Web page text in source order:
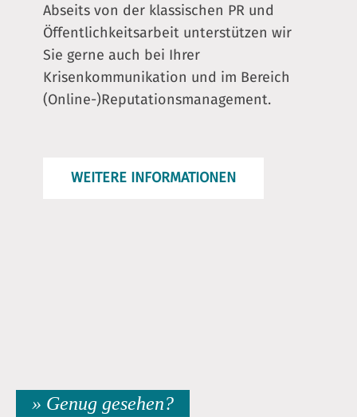
Abseits von der klassischen PR und
Öffentlichkeitsarbeit unterstützen wir
Sie gerne auch bei Ihrer
Krisenkommunikation und im Bereich
(Online-)Reputationsmanagement.
WEITERE INFORMATIONEN
» Genug gesehen?